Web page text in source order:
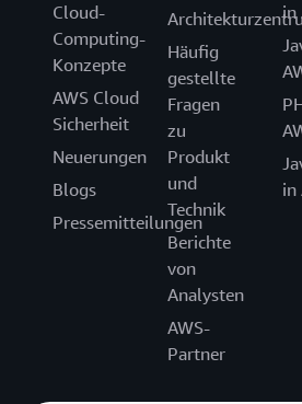
Cloud-
Computing-
Konzepte
AWS Cloud
Sicherheit
Neuerungen
Blogs
Pressemitteilungen
Häufig
gestellte
Fragen
zu
Produkt
und
Technik
Berichte
von
Analysten
AWS-
Partner
in
in